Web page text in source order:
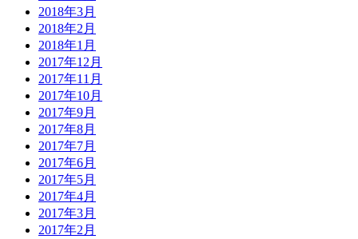
2018年3月
2018年2月
2018年1月
2017年12月
2017年11月
2017年10月
2017年9月
2017年8月
2017年7月
2017年6月
2017年5月
2017年4月
2017年3月
2017年2月